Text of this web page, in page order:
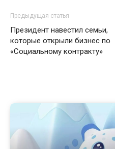
Предыдущая статья
Президент навестил семьи,
которые открыли бизнес по
«Социальному контракту»